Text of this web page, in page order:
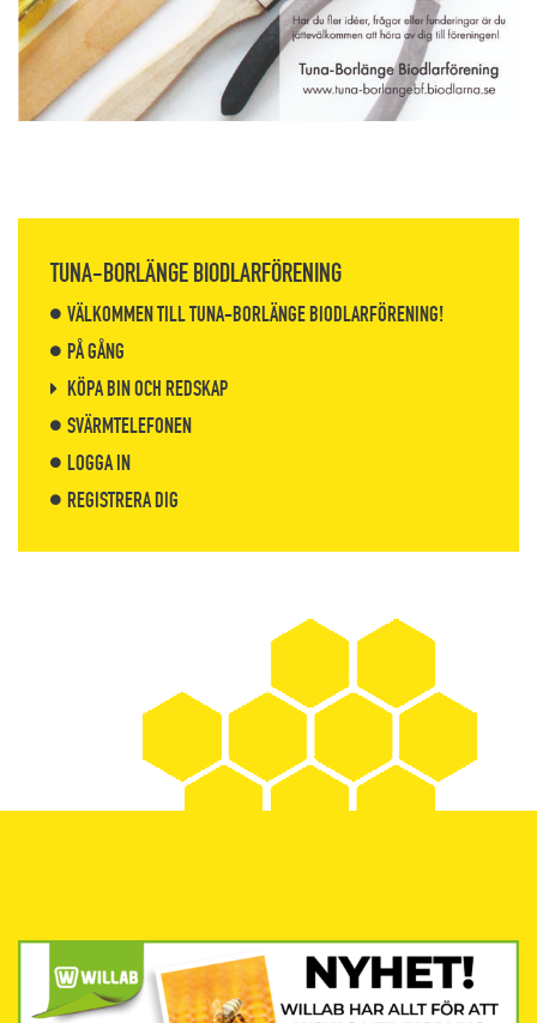
TUNA-BORLÄNGE BIODLARFÖRENING
VÄLKOMMEN TILL TUNA-BORLÄNGE BIODLARFÖRENING!
PÅ GÅNG
KÖPA BIN OCH REDSKAP
SVÄRMTELEFONEN
LOGGA IN
REGISTRERA DIG